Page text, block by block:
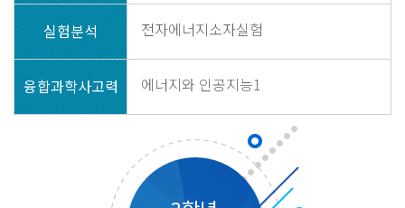
실험분석 전자에너지소자실험
융합과학사고력 에너지와 인공지능1